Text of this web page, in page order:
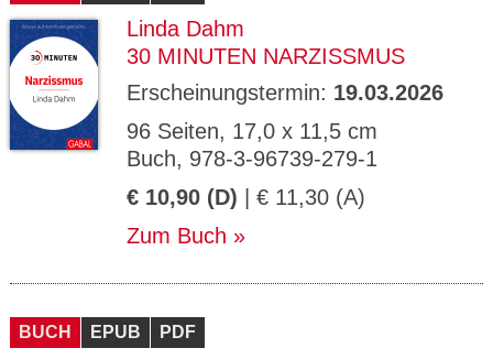
Linda Dahm
30 MINUTEN NARZISSMUS
Erscheinungstermin: 19.03.2026
96 Seiten, 17,0 x 11,5 cm
Buch, 978-3-96739-279-1
€ 10,90 (D) | € 11,30 (A)
Zum Buch
BUCH EPUB PDF